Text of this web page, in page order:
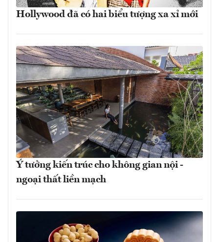
Hollywood đã có hai biểu tượng xa xỉ mới
Ý tưởng kiến trúc cho không gian nội -
ngoại thất liền mạch